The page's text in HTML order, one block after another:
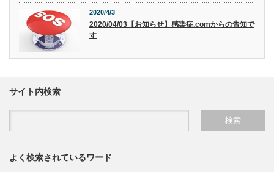
2020/4/3
2020/04/03【お知らせ】感染症.comからの告知で
す
サイト内検索
よく検索されているワード